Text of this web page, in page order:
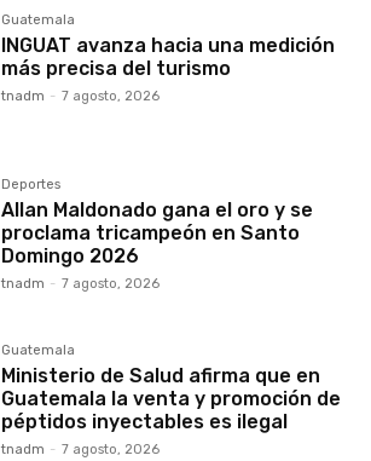
Guatemala
INGUAT avanza hacia una medición
más precisa del turismo
tnadm - 7 agosto, 2026
Deportes
Allan Maldonado gana el oro y se
proclama tricampeón en Santo
Domingo 2026
tnadm - 7 agosto, 2026
Guatemala
Ministerio de Salud afirma que en
Guatemala la venta y promoción de
péptidos inyectables es ilegal
tnadm - 7 agosto, 2026